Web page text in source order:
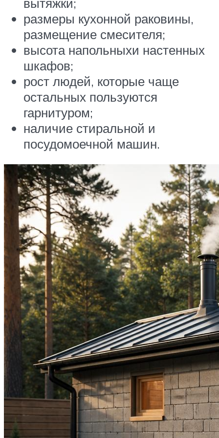
вытяжки;
размеры кухонной раковины,
размещение смесителя;
высота напольныхи настенных
шкафов;
рост людей, которые чаще
остальных пользуются
гарнитуром;
наличие стиральной и
посудомоечной машин.